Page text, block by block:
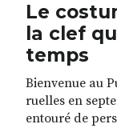
Le
la clef
temps
Bienvenue au
ruelles en
entouré de